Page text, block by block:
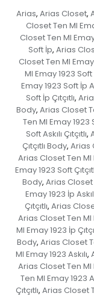
Arias, Arias Closet,
Closet Ten MI
Closet Ten MI
Soft İp, Arias
Closet Ten MI Emay
MI Emay 1923 Soft
Emay 1923 Soft İp
Soft İp Çıtçıtlı,
Body, Arias Closet
Ten MI Emay 1923
Soft Askılı Çıtçıtlı,
Çıtçıtlı Body, Arias
Arias Closet Ten MI
Emay 1923 Soft
Body, Arias Closet
Emay 1923 İp
Çıtçıtlı, Arias
Arias Closet Ten MI
MI Emay 1923 İp
Body, Arias Closet
MI Emay 1923 Askılı,
Arias Closet Ten MI
Ten MI Emay 1923
Çıtçıtlı, Arias Closet